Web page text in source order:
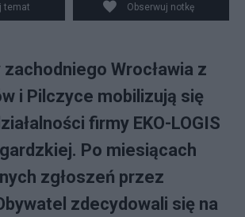
temat Obserwuj notkę
Wrocławia z
i Pilczyce mobilizują się
firmy EKO-LOGIS
Po miesiącach
zgłoszeń przez
zdecydowali się na